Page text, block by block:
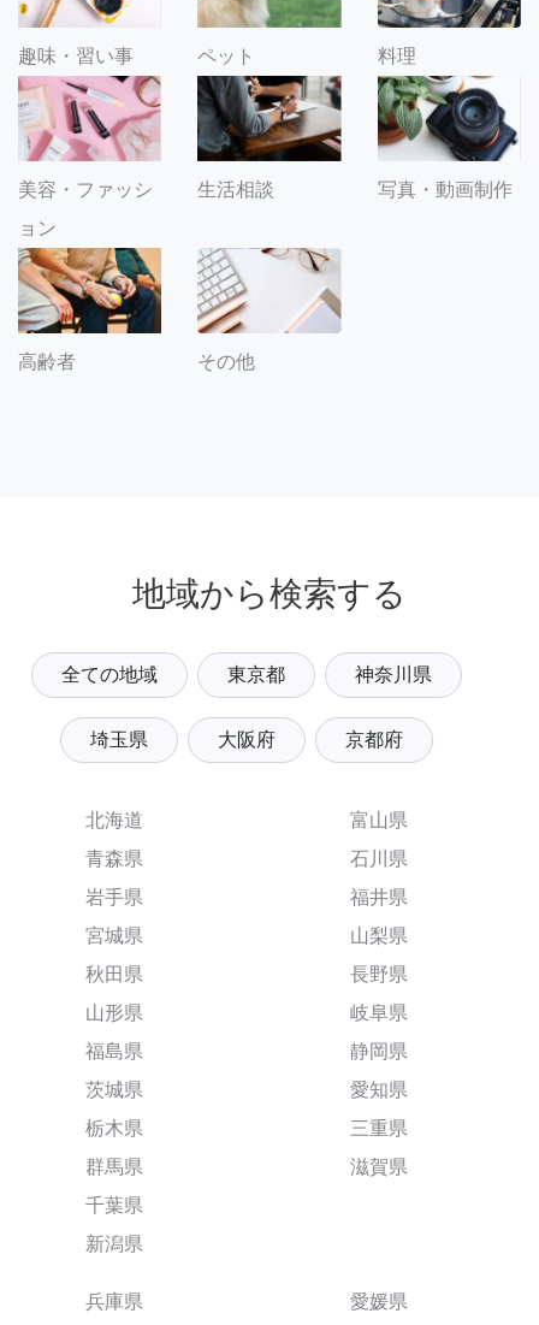
趣味・習い事 ペット 料理
美容・ファッシ
ョン
生活相談 写真・動画制作
高齢者 その他
地域から検索する
全ての地域 東京都 神奈川県
埼玉県 大阪府 京都府
北海道
青森県
岩手県
宮城県
秋田県
山形県
福島県
茨城県
栃木県
群馬県
千葉県
新潟県
富山県
石川県
福井県
山梨県
長野県
岐阜県
静岡県
愛知県
三重県
滋賀県
兵庫県
愛媛県